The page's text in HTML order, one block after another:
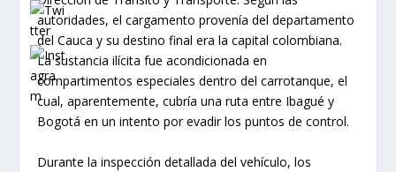
autoridades, el cargamento provenía del departamento
del Cauca y su destino final era la capital colombiana.
La sustancia ilícita fue acondicionada en
compartimentos especiales dentro del carrotanque, el
cual, aparentemente, cubría una ruta entre Ibagué y
Bogotá en un intento por evadir los puntos de control.
Durante la inspección detallada del vehículo, los